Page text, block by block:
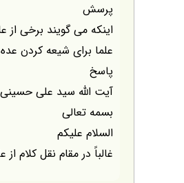
پرسش
اینکه می گویند برخی
علما برای شیعه کردن
پاسخ
آیت الله سید علی
بسمه تعالی
السلام علیکم
غالباً در مقام نقل کلام